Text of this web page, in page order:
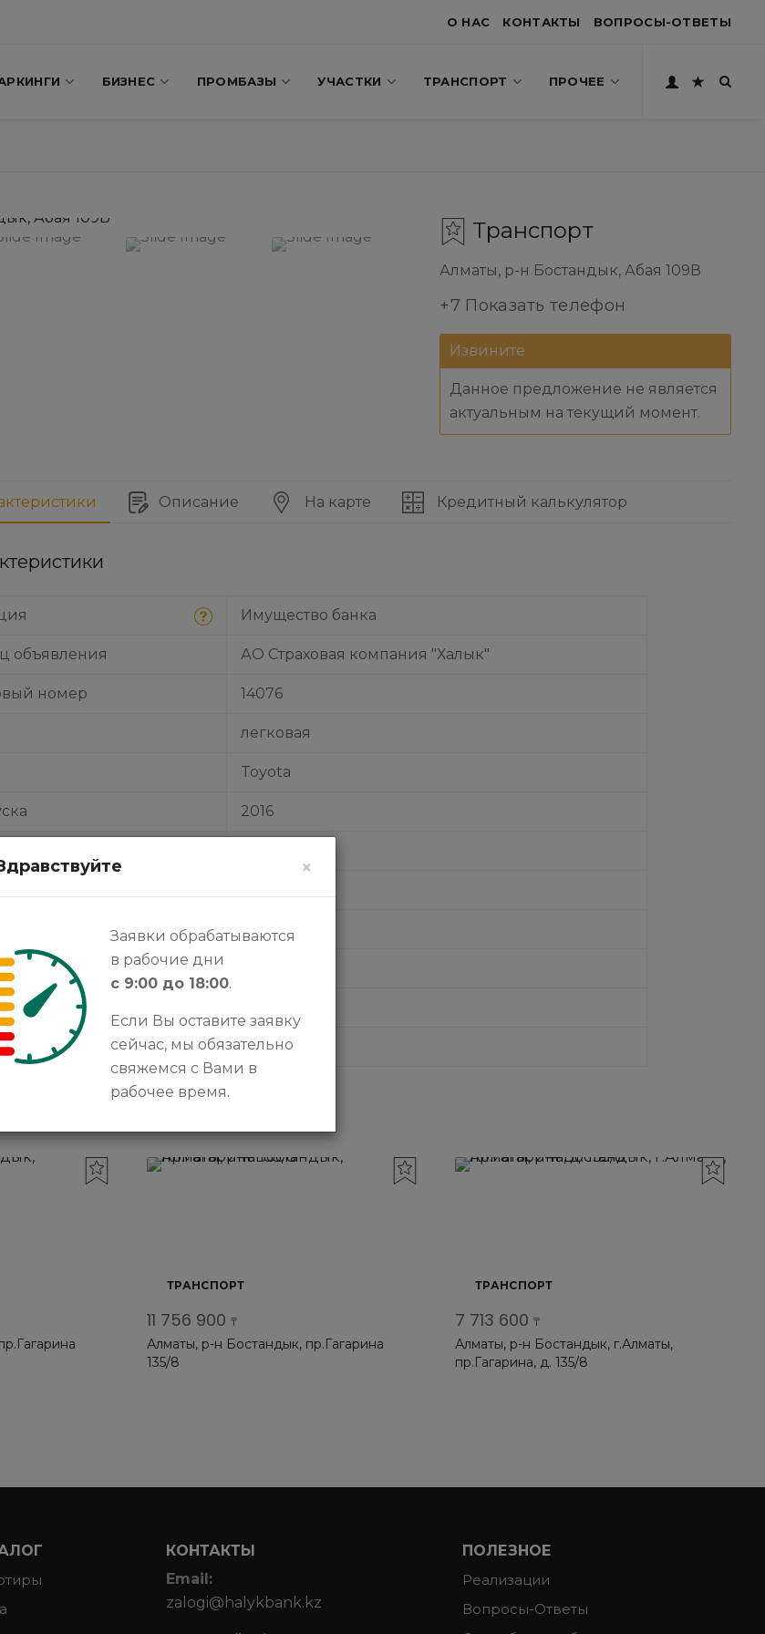
О НАС КОНТАКТЫ ВОПРОСЫ-ОТВЕТЫ
БИЗНЕС ПРОМБАЗЫ УЧАСТКИ ТРАНСПОРТ ПРОЧЕЕ
Транспорт
Алматы, р-н Бостандык, Абая 109В
+7 Показать телефон
Извините
Данное предложение не является
актуальным на текущий момент.
Описание На карте Кредитный калькулятор
Имущество банка
объявления АО Страховая компания "Халык"
номер 14076
легковая
Toyota
2016
седан
07.02.2024
ТРАНСПОРТ
11 756 900 ₸
Алматы, р-н Бостандык, пр.Гагарина
135/8
ТРАНСПОРТ
7 713 600 ₸
Алматы, р-н Бостандык, г.Алматы,
пр.Гагарина, д. 135/8
КОНТАКТЫ
Email:
zalogi@halykbank.kz
ПОЛЕЗНОЕ
Реализации
Вопросы-Ответы
×
Заявки обрабатываются
в рабочие дни
с 9:00 до 18:00.
Если Вы оставите заявку
сейчас, мы обязательно
свяжемся с Вами в
рабочее время.